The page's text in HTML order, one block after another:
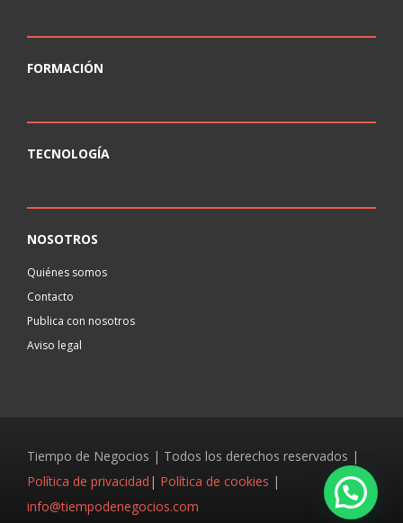
FORMACIÓN
TECNOLOGÍA
NOSOTROS
Quiénes somos
Contacto
Publica con nosotros
Aviso legal
Tiempo de Negocios | Todos los derechos reservados |
Política de privacidad | Política de cookies |
info@tiempodenegocios.com